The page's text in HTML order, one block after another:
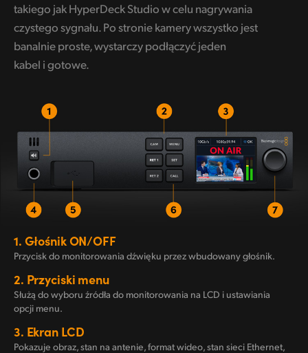
takiego jak HyperDeck Studio w celu nagrywania
czystego sygnału. Po stronie kamery wszystko jest
banalnie proste, wystarczy podłączyć jeden
kabel i gotowe.
1. Głośnik ON/OFF
Przycisk do monitorowania dźwięku przez wbudowany głośnik.
2. Przyciski menu
Służą do wyboru źródła do monitorowania na LCD i ustawiania
opcji menu.
3. Ekran LCD
Pokazuje obraz, stan na antenie, format wideo, stan sieci Ethernet,